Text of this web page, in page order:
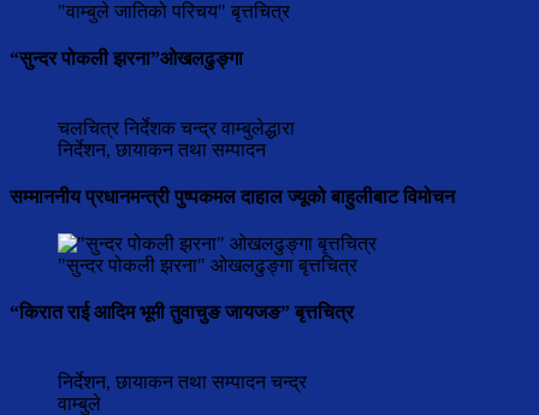
"वाम्बुले जातिको परिचय" बृत्तचित्र
“सुन्दर पोकली झरना”ओखलढुङ्गा
चलचित्र निर्देशक चन्द्र वाम्बुलेद्धारा
निर्देशन, छायाकन तथा सम्पादन
सम्माननीय प्रधानमन्त्री पुष्पकमल दाहाल ज्यूको बाहुलीबाट विमोचन
"सुन्दर पोकली झरना" ओखलढुङ्गा बृत्तचित्र
“किरात राई आदिम भूमी तुवाचुङ जायजङ” बृत्तचित्र
निर्देशन, छायाकन तथा सम्पादन चन्द्र
वाम्बुले